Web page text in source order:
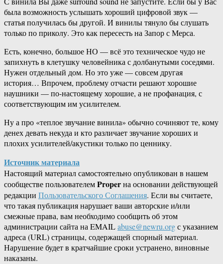
была возможность услышать хороший цифровой звук —
статья получилась бы другой. И винилы тянуло бы слушать
только по приколу. Это как пересесть на Запор с Мерса.
Есть, конечно, большое НО — всё это техническое чудо не
запихнуть в клетушку человейника с долбанутыми соседями.
Нужен отдельный дом. Но это уже — совсем другая
история… Впрочем, проблему отчасти решают хорошие
наушники — по-настоящему хорошие, а не профанация, с
соответствующим им усилителем.
Ну а про «теплое звучание винила» обычно сочиняют те, кому
денех девать некуда и кто различает звучание хороших и
плохих усилителей/акустики только по ценнику.
Источник материала
Настоящий материал самостоятельно опубликован в нашем
сообществе пользователемProperна основании действующей
редакции Пользовательского Соглашения. Если вы считаете,
что такая публикация нарушает ваши авторские и/или
смежные права, вам необходимо сообщить об этом
администрации сайта на EMAILabuse@newru.orgс указанием
адреса (URL) страницы, содержащей спорный материал.
Нарушение будет в кратчайшие сроки устранено, виновные
наказаны.